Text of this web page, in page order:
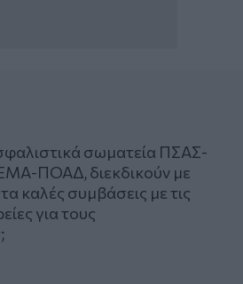
σωματεία ΠΣΑΣ-
ΠΟΑΔ, διεκδικούν με
καλές συμβάσεις με τις
για τους